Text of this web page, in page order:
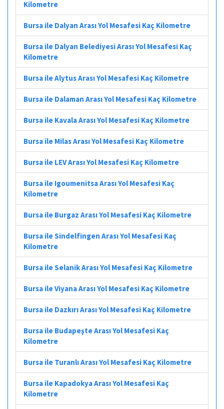
Kilometre
Bursa ile Dalyan Arası Yol Mesafesi Kaç Kilometre
Bursa ile Dalyan Belediyesi Arası Yol Mesafesi Kaç
Kilometre
Bursa ile Alytus Arası Yol Mesafesi Kaç Kilometre
Bursa ile Dalaman Arası Yol Mesafesi Kaç Kilometre
Bursa ile Kavala Arası Yol Mesafesi Kaç Kilometre
Bursa ile Milas Arası Yol Mesafesi Kaç Kilometre
Bursa ile LEV Arası Yol Mesafesi Kaç Kilometre
Bursa ile Igoumenitsa Arası Yol Mesafesi Kaç
Kilometre
Bursa ile Burgaz Arası Yol Mesafesi Kaç Kilometre
Bursa ile Sindelfingen Arası Yol Mesafesi Kaç
Kilometre
Bursa ile Selanik Arası Yol Mesafesi Kaç Kilometre
Bursa ile Viyana Arası Yol Mesafesi Kaç Kilometre
Bursa ile Dazkırı Arası Yol Mesafesi Kaç Kilometre
Bursa ile Budapeşte Arası Yol Mesafesi Kaç
Kilometre
Bursa ile Turanlı Arası Yol Mesafesi Kaç Kilometre
Bursa ile Kapadokya Arası Yol Mesafesi Kaç
Kilometre